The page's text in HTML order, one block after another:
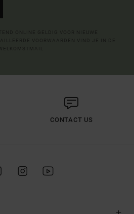
CONTACT US